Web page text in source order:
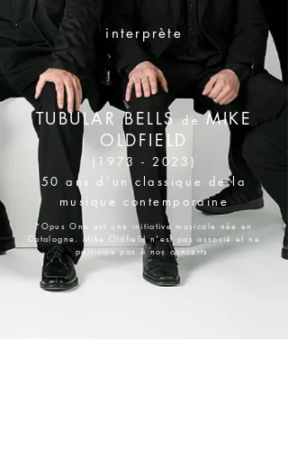
interprète
TUBULAR BELLS deMIKE
OLDFIELD
(1973 - 2023)
50 ans d'un classique de la
musique contemporaine
*Opus One est une initiative musicale née en
Catalogne. Mike Oldfield n'est pas associé et ne
participe pas à nos concerts.